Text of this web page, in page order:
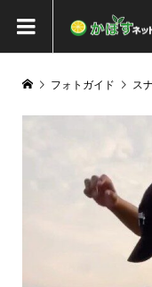
フォトガイド ス